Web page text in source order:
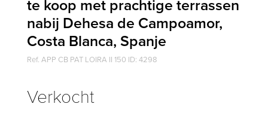
te koop met prachtige terrassen
nabij Dehesa de Campoamor,
Costa Blanca, Spanje
Ref. APP CB PAT LOIRA II 150 ID: 4298
Verkocht